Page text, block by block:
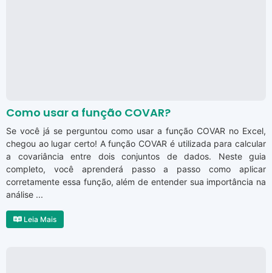
Como usar a função COVAR?
Se você já se perguntou como usar a função COVAR no Excel,
chegou ao lugar certo! A função COVAR é utilizada para calcular
a covariância entre dois conjuntos de dados. Neste guia
completo, você aprenderá passo a passo como aplicar
corretamente essa função, além de entender sua importância na
análise ...
Leia Mais